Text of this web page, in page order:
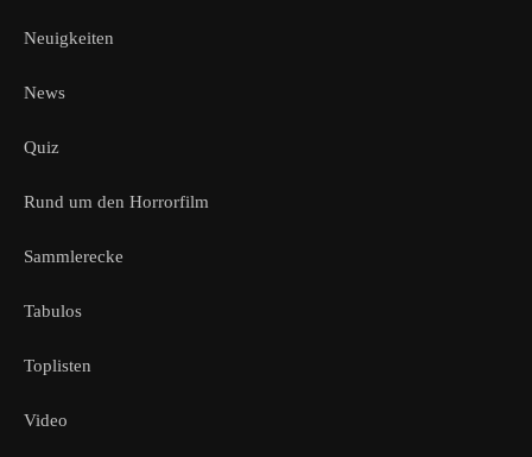
Neuigkeiten
News
Quiz
Rund um den Horrorfilm
Sammlerecke
Tabulos
Toplisten
Video